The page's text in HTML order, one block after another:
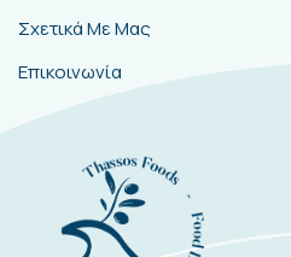
Σχετικά Με Μας
Επικοινωνία